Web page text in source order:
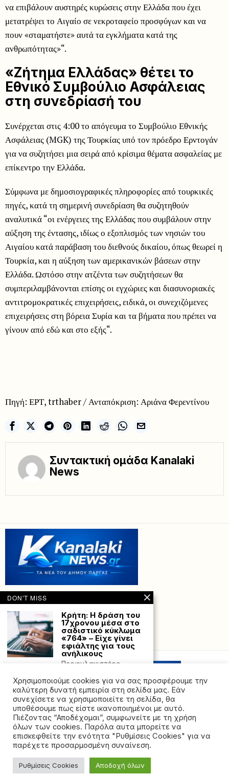
να επιβάλουν αυστηρές κυρώσεις στην Ελλάδα που έχει
μετατρέψει το Αιγαίο σε νεκροταφείο προσφύγων και να
πουν «σταματήστε» αυτά τα εγκλήματα κατά της
ανθρωπότητας»“.
«Ζήτημα Ελλάδας» θέτει το
Εθνικό Συμβούλιο Ασφάλειας
στη συνεδρίασή του
Συνέρχεται στις 4:00 το απόγευμα το Συμβούλιο Εθνικής
Ασφάλειας (MGK) της Τουρκίας υπό τον πρόεδρο Ερντογάν
για να συζητήσει μια σειρά από κρίσιμα θέματα ασφαλείας με
επίκεντρο την Ελλάδα.
Σύμφωνα με δημοσιογραφικές πληροφορίες από τουρκικές
πηγές, κατά τη σημερινή συνεδρίαση θα συζητηθούν
αναλυτικά “οι ενέργειες της Ελλάδας που συμβάλουν στην
αύξηση της έντασης, ιδίως ο εξοπλισμός των νησιών του
Αιγαίου κατά παράβαση του διεθνούς δικαίου, όπως θεωρεί η
Τουρκία, και η αύξηση των αμερικανικών βάσεων στην
Ελλάδα. Ωστόσο στην ατζέντα των συζητήσεων θα
συμπεριλαμβάνονται επίσης οι εγχώριες και διασυνοριακές
αντιτρομοκρατικές επιχειρήσεις, ειδικά, οι συνεχιζόμενες
επιχειρήσεις στη βόρεια Συρία και τα βήματα που πρέπει να
γίνουν από εδώ και στο εξής“.
Πηγή: ΕΡΤ, trthaber / Ανταπόκριση: Αριάνα Φερεντίνου
Συντακτική ομάδα Kanalaki
News
Powered with by Hostville”)
©2026 - All rights reserved. Απαγορεύεται ρητά η
αναδημοσίευση χωρίς προηγούμενη έγγραφη άδεια
Χρησιμοποιούμε cookies για να σας προσφέρουμε την
καλύτερη δυνατή εμπειρία στη σελίδα μας. Εάν
συνεχίσετε να χρησιμοποιείτε τη σελίδα, θα
υποθέσουμε πως είστε ικανοποιημένοι με αυτό.
Πιέζοντας “Αποδέχομαι”, συμφωνείτε με τη χρήση
όλων των cookies. Παρόλα αυτα μπορείτε να
επισκεφθείτε την ενότητα "Ρυθμίσεις Cookies" για να
παρέχετε προσαρμοσμένη συναίνεση.
Ρυθμίσεις Cookies Αποδοχή όλων
DON'T MISS
Κρήτη: Η δράση του
17χρονου μέσα στο
σαδιστικό κύκλωμα
«764» – Είχε γίνει
εφιάλτης για τους
ανήλικους
Προφυλακιστέος
καθώς φέρεται να είχε
ενεργό ρόλο
Θέσπιση κινήτρων
από την ΑΑΔΕ για
υπαγωγή σε ρύθμιση
οφειλών προς την
Εφορία
Απόφαση με την οποία
φορά η υπαγωγή